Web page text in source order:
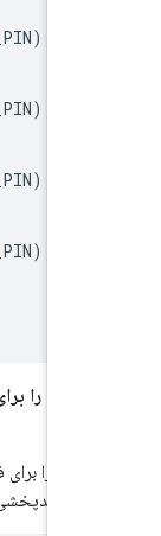
توابعی را برای
برد را برای فشردن